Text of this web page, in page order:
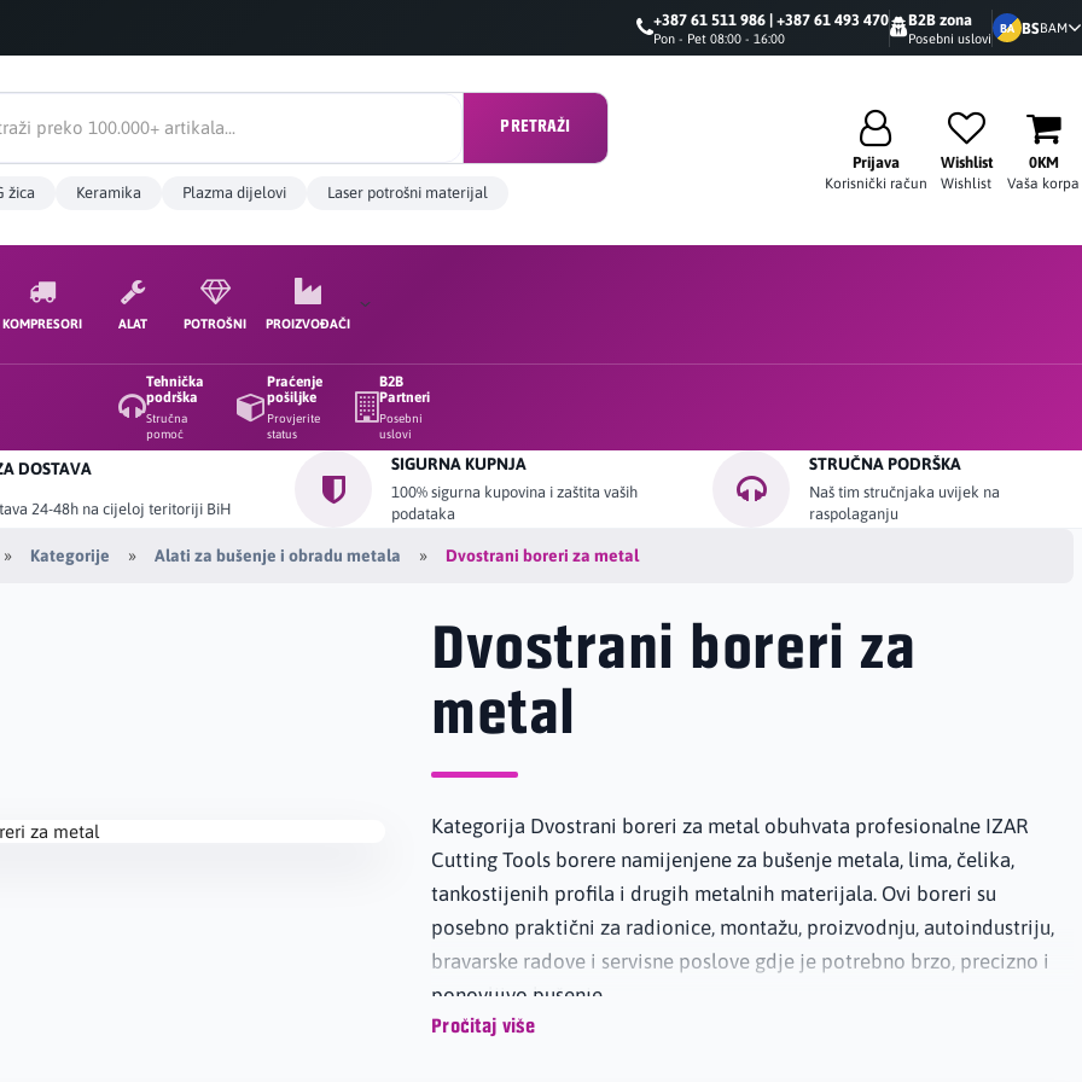
+387 61 511 986 | +387 61 493 470
Pon - Pet 08:00 - 16:00
B2B zona
Posebni uslovi
BA BSBAM
PRETRAŽI
žica Keramika Plazma dijelovi Laser potrošni materijal
Prijava
Korisnički račun
Wishlist
Wishlist
0KM
Vaša korpa
KOMPRESORI ALAT POTROŠNI PROIZVOĐAČI
Tehnička
podrška
Stručna
pomoć
Praćenje
pošiljke
Provjerite
status
B2B
Partneri
Posebni
uslovi
DOSTAVA
24-48h na cijeloj teritoriji BiH
SIGURNA KUPNJA
100% sigurna kupovina i zaštita vaših
podataka
STRUČNA PODRŠKA
Naš tim stručnjaka uvijek na
raspolaganju
Kategorije Alati za bušenje i obradu metala Dvostrani boreri za metal
Dvostrani boreri za
metal
Kategorija Dvostrani boreri za metal obuhvata profesionalne IZAR
Cutting Tools borere namijenjene za bušenje metala, lima, čelika,
tankostijenih profila i drugih metalnih materijala. Ovi boreri su
posebno praktični za radionice, montažu, proizvodnju, autoindustriju,
bravarske radove i servisne poslove gdje je potrebno brzo, precizno i
ponovljivo bušenje.
Pročitaj više